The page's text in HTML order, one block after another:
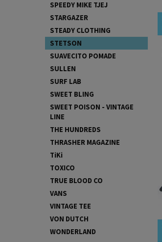
SPEEDY MIKE TJEJ
STARGAZER
STEADY CLOTHING
STETSON
SUAVECITO POMADE
SULLEN
SURF LAB
SWEET BLING
SWEET POISON - VINTAGE
LINE
THE HUNDREDS
THRASHER MAGAZINE
TiKi
TOXICO
TRUE BLOOD CO
VANS
VINTAGE TEE
VON DUTCH
WONDERLAND